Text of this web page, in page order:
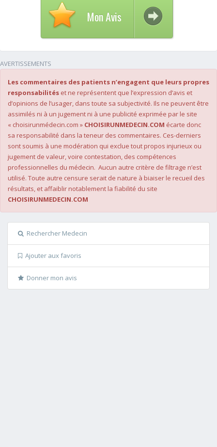
Mon Avis
AVERTISSEMENTS
Les commentaires des patients n’engagent que leurs propres
responsabilités et ne représentent que l’expression d’avis et
d’opinions de l’usager, dans toute sa subjectivité. Ils ne peuvent être
assimilés ni à un jugement ni à une publicité exprimée par le site
« choisirunmédecin.com » CHOISIRUNMEDECIN.COM écarte donc
sa responsabilité dans la teneur des commentaires. Ces-derniers
sont soumis à une modération qui exclue tout propos injurieux ou
jugement de valeur, voire contestation, des compétences
professionnelles du médecin. Aucun autre critère de filtrage n’est
utilisé. Toute autre censure serait de nature à biaiser le recueil des
résultats, et affaiblir notablement la fiabilité du site
CHOISIRUNMEDECIN.COM
Rechercher Medecin
Ajouter aux favoris
Donner mon avis